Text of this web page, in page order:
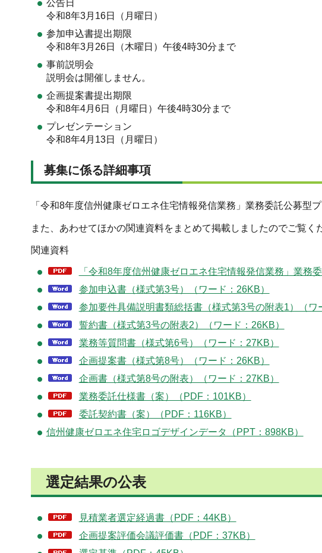
公告日
令和8年3月16日（月曜日）
参加申込書提出期限
令和8年3月26日（木曜日）午後4時30分まで
事前説明会
説明会は開催しません。
企画提案書提出期限
令和8年4月6日（月曜日）午後4時30分まで
プレゼンテーション
令和8年4月13日（月曜日）
募集に係る詳細事項
「令和8年度信州健康ゼロエネ住宅情報発信業務」業務委託公募型
また、あわせてほかの関連資料をまとめて掲載しましたのでご覧く
関連資料
「令和8年度信州健康ゼロエネ住宅情報発信業務」業務
参加申込書（様式第3号）（ワード：26KB）
参加要件具備説明書類総括書（様式第3号の附表1）（ワ
誓約書（様式第3号の附表2）（ワード：26KB）
業務等質問書（様式第6号）（ワード：27KB）
企画提案書（様式第8号）（ワード：26KB）
企画書（様式第8号の附表）（ワード：27KB）
業務委託仕様書（案）（PDF：101KB）
委託契約書（案）（PDF：116KB）
信州健康ゼロエネ住宅ロゴデザインデータ（PPT：898KB）
選定結果の公表
見積業者選定経過書（PDF：44KB）
企画提案評価会議評価書（PDF：37KB）